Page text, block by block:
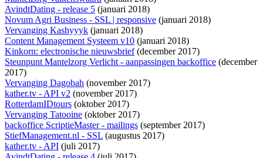
AvindtDating - release 5 (januari 2018)
Novum Agri Business - SSL | responsive (januari 2018)
Vervanging Kashyyyk (januari 2018)
Content Management Systeem v10 (januari 2018)
Kinkorn: electronische nieuwsbrief(december 2017)
Steunpunt Mantelzorg Verlicht - aanpassingen backoffice (december
2017)
Vervanging Dagobah (november 2017)
kather.tv - API v2 (november 2017)
RotterdamIDtours (oktober 2017)
Vervanging Tatooine (oktober 2017)
backoffice ScriptieMaster - mailings (september 2017)
StiefManagement.nl - SSL (augustus 2017)
kather.tv - API (juli 2017)